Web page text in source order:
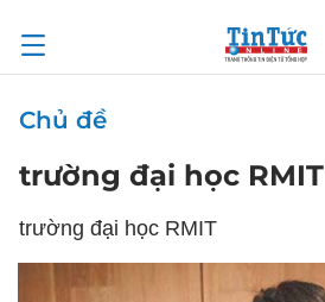
Chủ đề
trường đại học RMIT
trường đại học RMIT